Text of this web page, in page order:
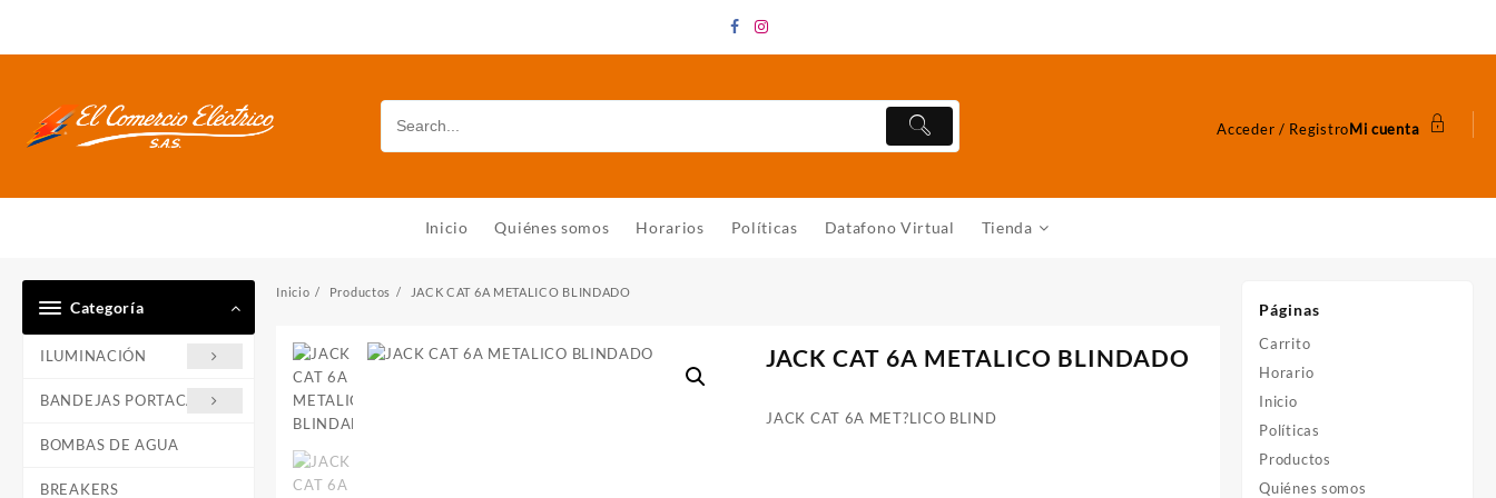
contenido
Acceder / RegistroMi cuenta
Inicio Quiénes somos Horarios Políticas Datafono Virtual Tienda
Categoría
ILUMINACIÓN
BANDEJAS PORTACABLE
BOMBAS DE AGUA
BREAKERS
Inicio Productos JACK CAT 6A METALICO BLINDADO
JACK CAT 6A METALICO BLINDADO
JACK CAT 6A MET?LICO BLIND
Páginas
Carrito
Horario
Inicio
Políticas
Productos
Quiénes somos